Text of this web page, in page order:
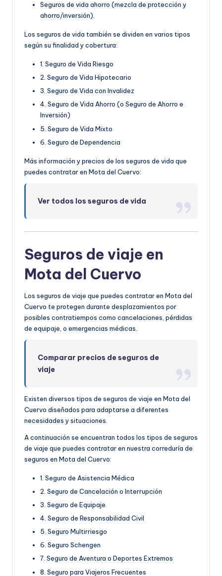
Seguros de vida ahorro (mezcla de protección y
ahorro/inversión).
Los seguros de vida también se dividen en varios tipos
según su finalidad y cobertura:
1. Seguro de Vida Riesgo
2. Seguro de Vida Hipotecario
3. Seguro de Vida con Invalidez
4. Seguro de Vida Ahorro (o Seguro de Ahorro e
Inversión)
5. Seguro de Vida Mixto
6. Seguro de Dependencia
Más información y precios de los seguros de vida que
puedes contratar en Mota del Cuervo:
Ver todos los seguros de vida
Seguros de viaje en
Mota del Cuervo
Los seguros de viaje que puedes contratar en Mota del
Cuervo te protegen durante desplazamientos por
posibles contratiempos como cancelaciones, pérdidas
de equipaje, o emergencias médicas.
Comparar precios de seguros de
viaje
Existen diversos tipos de seguros de viaje en Mota del
Cuervo diseñados para adaptarse a diferentes
necesidades y situaciones.
A continuación se encuentran todos los tipos de seguros
de viaje que puedes contratar en nuestra correduría de
seguros en Mota del Cuervo:
1. Seguro de Asistencia Médica
2. Seguro de Cancelación o Interrupción
3. Seguro de Equipaje
4. Seguro de Responsabilidad Civil
5. Seguro Multirriesgo
6. Seguro Schengen
7. Seguro de Aventura o Deportes Extremos
8. Seguro para Viajeros Frecuentes